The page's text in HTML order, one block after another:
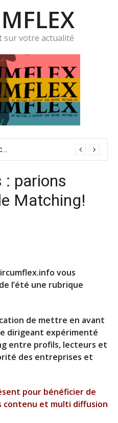
sur votre actualité
Reprise d’activités et conditions de travail
: parions
Matching!
vous
l’été une rubrique
de mettre en avant
dirigeant expérimenté
entre profils, lecteurs et
des entreprises et
pour bénéficier de
et multi diffusion